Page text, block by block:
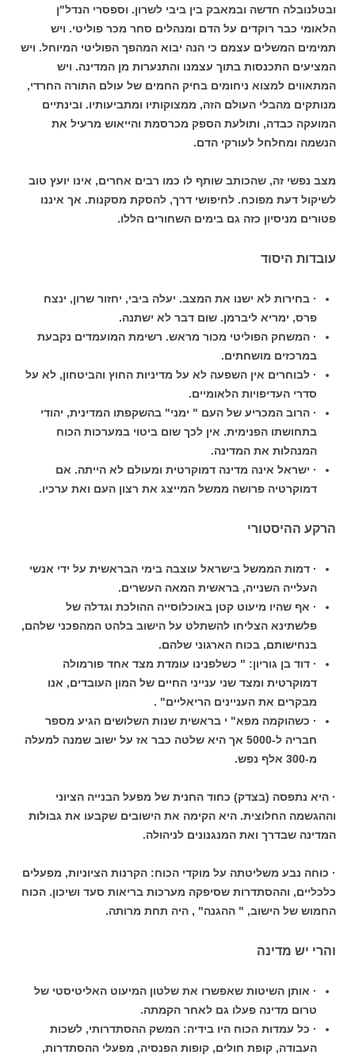
ובטלנובלה חדשה ובמאבק בין ביבי לשרון. וספסרי הנדל"ן
הלאומי כבר רוקדים על הדם ומנהלים סחר מכר פוליטי. ויש
תמימים המשלים עצמם כי הנה יבוא המהפך הפוליטי המיוחל. ויש
המציעים התכנסות בתוך עצמנו והתנערות מן המדינה. ויש
המתאווים למצוא ניחומים בחיק החמים של עולם התורה החרדי,
מנותקים מהבלי העולם הזה, ממצוקותיו ומתביעותיו. ובינתיים
המועקה כבדה, ותולעת הספק מכרסמת והייאוש מרעיל את
הנשמה ומחלחל לעורקי הדם.
מצב נפשי זה, שהכותב שותף לו כמו רבים אחרים, אינו יועץ טוב
לשיקול דעת מפוכח. לחיפושי דרך, להסקת מסקנות. אך איננו
פטורים מניסיון כזה גם בימים השחורים הללו.
עובדות היסוד
· בחירות לא ישנו את המצב. יעלה ביבי, יחזור שרון, ינצח
פרס, ימריא ליברמן. שום דבר לא ישתנה.
· המשחק הפוליטי מכור מראש. רשימת המועמדים נקבעת
במרכזים מושחתים.
· לבוחרים אין השפעה לא על מדיניות החוץ והביטחון, לא על
סדרי העדיפויות הלאומיים.
· הרוב המכריע של העם " ימני" בהשקפתו המדינית, יהודי
בתחושתו הפנימית. אין לכך שום ביטוי במערכות הכוח
המנהלות את המדינה.
· ישראל אינה מדינה דמוקרטית ומעולם לא הייתה. אם
דמוקרטיה פרושה ממשל המייצג את רצון העם ואת ערכיו.
הרקע ההיסטורי
· דמות הממשל בישראל עוצבה בימי הבראשית על ידי אנשי
העלייה השנייה, בראשית המאה העשרים.
· אף שהיו מיעוט קטן באוכלוסייה ההולכת וגדלה של
פלשתינא הצליחו להשתלט על הישוב בלהט המהפכני שלהם,
בנחישותם, בכוח הארגוני שלהם.
· דוד בן גוריון: " כשלפנינו עומדת מצד אחד פורמולה
דמוקרטית ומצד שני ענייני החיים של המון העובדים, אנו
מבקרים את העניינים הריאליים" .
· כשהוקמה מפא" י בראשית שנות השלושים הגיע מספר
חבריה ל-5000 אך היא שלטה כבר אז על ישוב שמנה למעלה
מ-300 אלף נפש.
· היא נתפסה (בצדק) כחוד החנית של מפעל הבנייה הציוני
וההגשמה החלוצית. היא הקימה את הישובים שקבעו את גבולות
המדינה שבדרך ואת המנגנונים לניהולה.
· כוחה נבע משליטתה על מוקדי הכוח: הקרנות הציוניות, מפעלים
כלכליים, וההסתדרות שסיפקה מערכות בריאות סעד ושיכון. הכוח
החמוש של הישוב, " ההגנה" , היה תחת מרותה.
והרי יש מדינה
· אותן השיטות שאפשרו את שלטון המיעוט האליטיסטי של
טרום מדינה פעלו גם לאחר הקמתה.
· כל עמדות הכוח היו בידיה: המשק ההסתדרותי, לשכות
העבודה, קופת חולים, קופות הפנסיה, מפעלי ההסתדרות,